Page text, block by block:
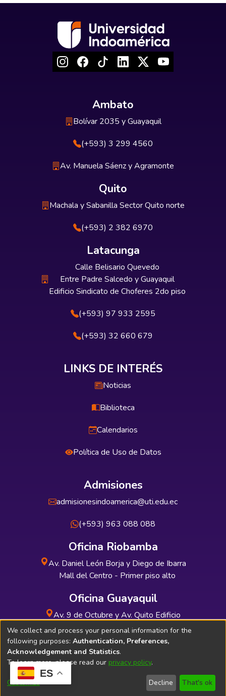
ES
Ambato
Bolívar 2035 y Guayaquil
(+593) 3 299 4560
Av. Manuela Sáenz y Agramonte
Quito
Machala y Sabanilla Sector Quito norte
(+593) 2 382 6970
Latacunga
Calle Belisario Quevedo
Entre Padre Salcedo y Guayaquil
Edificio Sindicato de Choferes 2do piso
(+593) 97 933 2595
(+593) 32 660 679
LINKS DE INTERÉS
Noticias
Biblioteca
Calendarios
Política de Uso de Datos
Admisiones
admisionesindoamerica@uti.edu.ec
(+593) 963 088 088
Oficina Riobamba
Av. Daniel León Borja y Diego de Ibarra
Mall del Centro - Primer piso alto
Oficina Guayaquil
Av. 9 de Octubre y Av. Quito Edificio
INDUAUTO - Planta baja
Soporte Técnico Bibliolatino.com
We collect and process your personal information for the
following purposes: Authentication, Preferences,
Acknowledgement and Statistics.
To learn more, please read our privacy policy.
Customize Decline That's ok